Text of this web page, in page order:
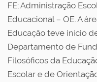
FE; Administração
Educacional – OE. A
Educação teve início
Departamento de
Filosóficos da
Escolar e de